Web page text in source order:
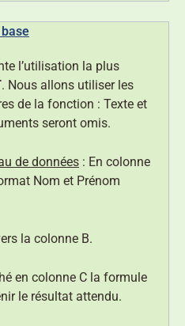
l’utilisation la plus
. Nous allons utiliser les
de la fonction : Texte et
seront omis.
de données : En colonne
Nom et Prénom
la colonne B.
en colonne C la formule
le résultat attendu.